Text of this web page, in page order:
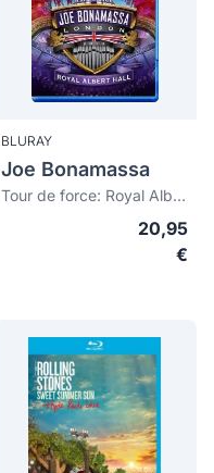
BLURAY
Joe Bonamassa
Tour de force: Royal Albert Hall (Live in London 2013)
20,95
€